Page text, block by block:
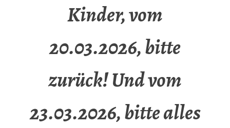
Kinder, vom
20.03.2026, bitte
zurück! Und vom
23.03.2026, bitte alles